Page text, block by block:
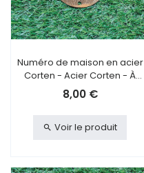
Numéro de maison en acier
Corten - Acier Corten - À
visser - 3
8,00 €
Voir le produit